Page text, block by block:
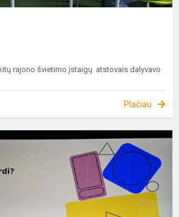
rajono švietimo įstaigų atstovais dalyvavo
Plačiau